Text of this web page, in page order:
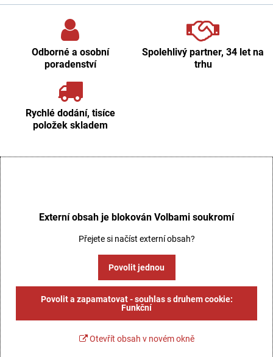
Odborné a osobní
poradenství
Spolehlivý partner, 34 let na
trhu
Rychlé dodání, tisíce
položek skladem
Externí obsah je blokován Volbami soukromí
Přejete si načíst externí obsah?
Povolit jednou
Povolit a zapamatovat - souhlas s druhem cookie:
Funkční
Otevřít obsah v novém okně